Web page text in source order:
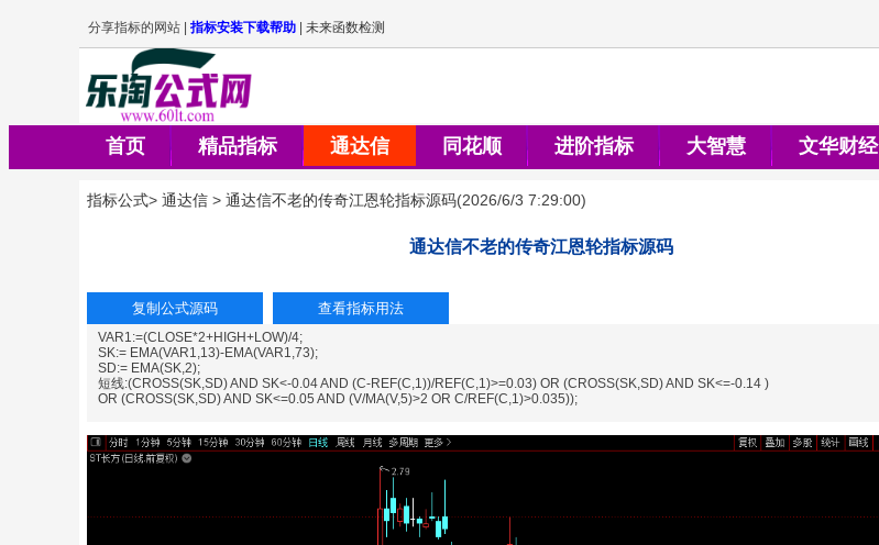
首页 精品指标 通达信 同花顺 进阶指标 大智慧 文华财经
指标公式> 通达信 > 通达信不老的传奇江恩轮指标源码(2026/6/3 7:29:00)
通达信不老的传奇江恩轮指标源码
VAR1:=(CLOSE*2+HIGH+LOW)/4;
SK:= EMA(VAR1,13)-EMA(VAR1,73);
SD:= EMA(SK,2);
短线:(CROSS(SK,SD) AND SK<-0.04 AND (C-REF(C,1))/REF(C,1)>=0.03) OR (CROSS(SK,SD) AND SK<=-0.14 )
OR (CROSS(SK,SD) AND SK<=0.05 AND (V/MA(V,5)>2 OR C/REF(C,1)>0.035));